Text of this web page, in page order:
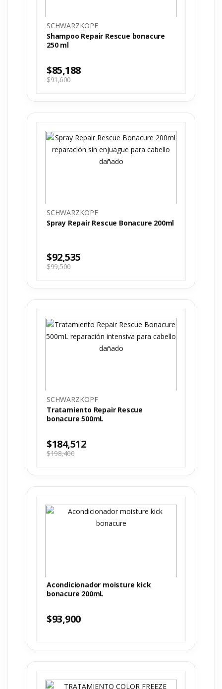
SCHWARZKOPF
Shampoo Repair Rescue bonacure
250 ml
$91,600
$85,188
SCHWARZKOPF
Spray Repair Rescue Bonacure 200ml
$99,500
$92,535
SCHWARZKOPF
Tratamiento Repair Rescue
bonacure 500mL
$198,400
$184,512
Acondicionador moisture kick
bonacure 200mL
$93,900